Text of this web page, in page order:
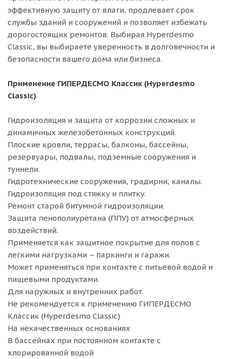
эффективную защиту от влаги, продлевает срок
службы зданий и сооружений и позволяет избежать
дорогостоящих ремонтов. Выбирая Hyperdesmo
Classic, вы выбираете уверенность в долговечности и
безопасности вашего дома или бизнеса.
Применение ГИПЕРДЕСМО Классик (Hyperdesmo
Classic)
Гидроизоляция и защита от коррозии сложных и
динамичных железобетонных конструкций.
Плоские кровли, террасы, балконы, бассейны,
резервуары, подвалы, подземные сооружения и
туннели.
Гидротехнические сооружения, градирни, каналы.
Гидроизоляция под стяжку и плитку.
Ремонт старой битумной гидроизоляции.
Защита пенополиуретана (ППУ) от атмосферных
воздействий.
Применяется как защитное покрытие для полов с
легкими нагрузками – паркинги и гаражи.
Может применяться при контакте с питьевой водой и
пищевыми продуктами.
Для наружных и внутренних работ.
Не рекомендуется к применению ГИПЕРДЕСМО
Классик (Hyperdesmo Classic)
На некачественных основаниях
В бассейнах при постоянном контакте с
хлорированной водой